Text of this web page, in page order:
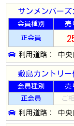
サンメンバー
会員種別 売
正会員
利用道路： 中
敷島カントリー
会員種別 売
正会員
ご
利用道路： 中